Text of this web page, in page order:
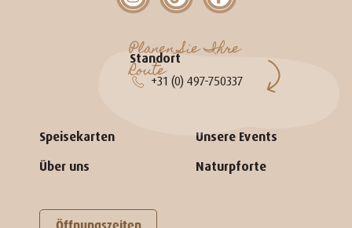
Speisekarten
Über uns
Unsere Events
Naturpforte
Standort
+31 (0) 497-750337
Planen Sie Ihre
Route